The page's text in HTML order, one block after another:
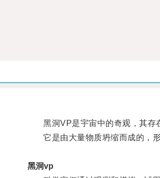
黑洞VP是宇宙中的奇观，其存
它是由大量物质坍缩而成的，形
黑洞vp